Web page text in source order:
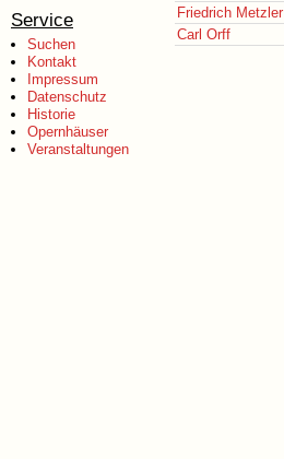
Service
Suchen
Kontakt
Impressum
Datenschutz
Historie
Opernhäuser
Veranstaltungen
Friedrich Metzler
Carl Orff